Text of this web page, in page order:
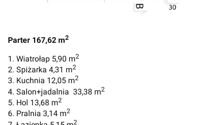
Parter 167,62 m2
1. Wiatrołap 5,90 m2
2. Spiżarka 4,31 m2
3. Kuchnia 12,05 m2
4. Salon+jadalnia 33,38 m2
5. Hol 13,68 m2
6. Pralnia 3,14 m2
2